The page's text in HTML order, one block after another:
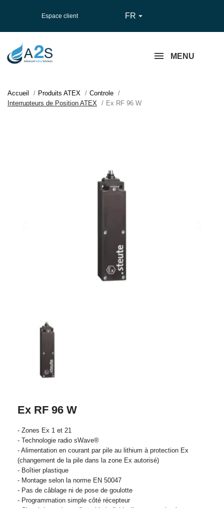
Espace client FR 
MENU
Accueil Produits ATEX
Controle
Interrupteurs de Position ATEX
Ex RF 96 W
Ex RF 96 W
- Zones Ex 1 et 21
- Technologie radio sWave®
- Alimentation en courant par pile au lithium à protection Ex
(changement de la pile dans la zone Ex autorisé)
- Boîtier plastique
- Montage selon la norme EN 50047
- Pas de câblage ni de pose de goulotte
- Programmation simple côté récepteur